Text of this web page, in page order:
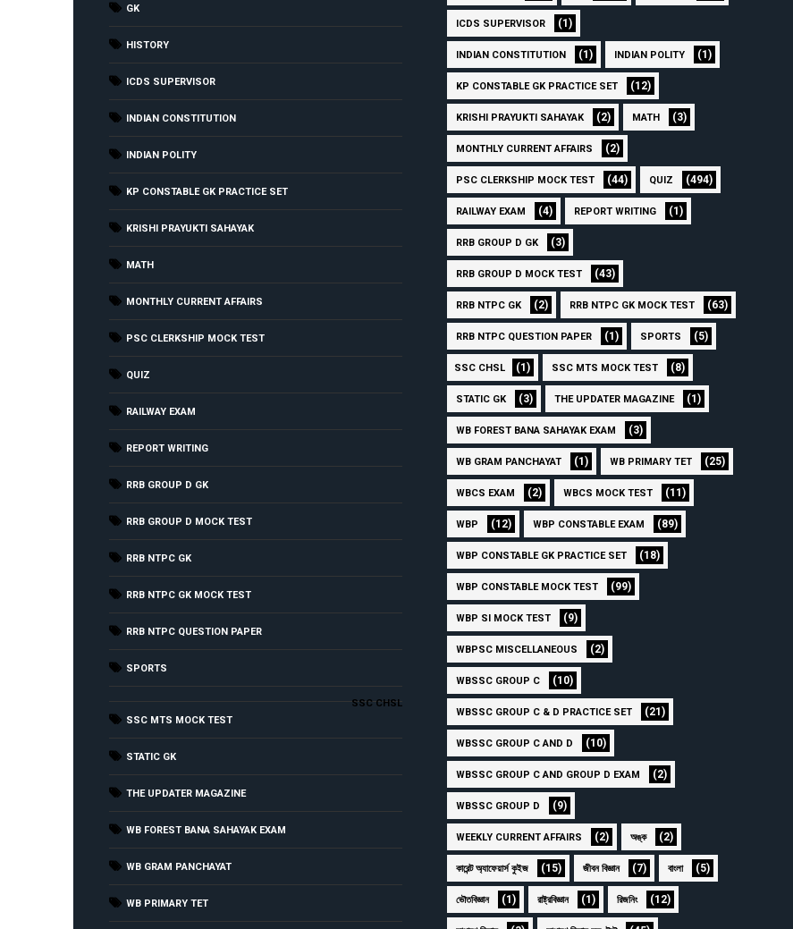
GK
HISTORY
ICDS SUPERVISOR
INDIAN CONSTITUTION
INDIAN POLITY
KP CONSTABLE GK PRACTICE SET
KRISHI PRAYUKTI SAHAYAK
MATH
MONTHLY CURRENT AFFAIRS
PSC CLERKSHIP MOCK TEST
QUIZ
RAILWAY EXAM
REPORT WRITING
RRB GROUP D GK
RRB GROUP D MOCK TEST
RRB NTPC GK
RRB NTPC GK MOCK TEST
RRB NTPC QUESTION PAPER
SPORTS
SSC CHSL
SSC MTS MOCK TEST
STATIC GK
THE UPDATER MAGAZINE
WB FOREST BANA SAHAYAK EXAM
WB GRAM PANCHAYAT
WB PRIMARY TET
ICDS SUPERVISOR (1)
INDIAN CONSTITUTION (1) INDIAN POLITY (1)
KP CONSTABLE GK PRACTICE SET (12)
KRISHI PRAYUKTI SAHAYAK (2) MATH (3)
MONTHLY CURRENT AFFAIRS (2)
PSC CLERKSHIP MOCK TEST (44) QUIZ (494)
RAILWAY EXAM (4) REPORT WRITING (1)
RRB GROUP D GK (3)
RRB GROUP D MOCK TEST (43)
RRB NTPC GK (2) RRB NTPC GK MOCK TEST (63)
RRB NTPC QUESTION PAPER (1) SPORTS (5)
SSC CHSL (1) SSC MTS MOCK TEST (8)
STATIC GK (3) THE UPDATER MAGAZINE (1)
WB FOREST BANA SAHAYAK EXAM (3)
WB GRAM PANCHAYAT (1) WB PRIMARY TET (25)
WBCS EXAM (2) WBCS MOCK TEST (11)
WBP (12) WBP CONSTABLE EXAM (89)
WBP CONSTABLE GK PRACTICE SET (18)
WBP CONSTABLE MOCK TEST (99)
WBP SI MOCK TEST (9)
WBPSC MISCELLANEOUS (2)
WBSSC GROUP C (10)
WBSSC GROUP C & D PRACTICE SET (21)
WBSSC GROUP C AND D (10)
WBSSC GROUP C AND GROUP D EXAM (2)
WBSSC GROUP D (9)
WEEKLY CURRENT AFFAIRS (2) অঙ্ক (2)
কারেন্ট অ্যাফেয়ার্স কুইজ (15) জীবন বিজ্ঞান (7) বাংলা (5)
ভৌতবিজ্ঞান (1) রাষ্ট্রবিজ্ঞান (1) রিজনিং (12)